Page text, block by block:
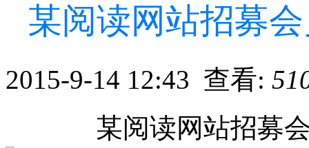
某阅读网站招募
2015-9-14 12:43 查看:
某阅读网站招募